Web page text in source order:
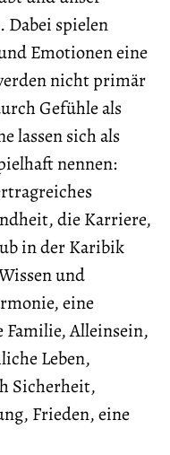
Dabei spielen
Emotionen eine
nicht primär
Gefühle als
lassen sich als
nennen:
die Karriere,
in der Karibik
und
eine
Familie, Alleinsein,
Leben,
Sicherheit,
Frieden, eine